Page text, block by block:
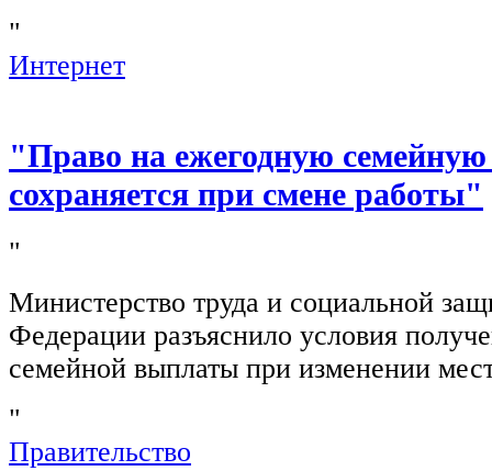
"
Интернет
"Право на ежегодную
сохраняется при смене работы"
"
Министерство труда и социальной
Федерации разъяснило условия
семейной выплаты при изменении
"
Правительство